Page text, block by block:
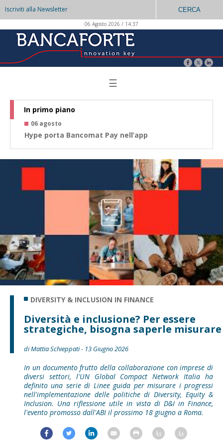
Iscriviti alla Newsletter CERCA
06 Agosto 2026 / 14:37
☰
In primo piano
06 agosto
Hype porta Bancomat Pay nell’app
DIVERSITY & INCLUSION IN FINANCE
Diversità e inclusione? Per essere
strategiche, bisogna saperle misurare
di Mattia Schieppati - 13 Giugno 2026
In un documento frutto della collaborazione con imprese di
diversi settori, l'UN Global Compact Network Italia ha
definito una serie di Linee guida per misurare i progressi
nell'implementazione delle politiche di Diversity, Equity &
Inclusion. Una riflessione utile in vista di D&I in Finance,
l'evento promosso dall'ABI il prossimo 18 giugno a Roma.